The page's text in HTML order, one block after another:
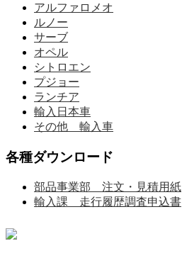
アルファロメオ
ルノー
サーブ
オペル
シトロエン
プジョー
ランチア
輸入日本車
その他 輸入車
各種ダウンロード
部品事業部 注文・見積用紙
輸入課 走行履歴調査申込書